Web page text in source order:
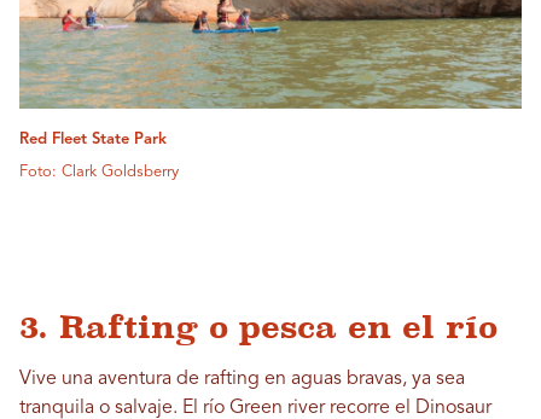
Red Fleet State Park
Foto: Clark Goldsberry
3. Rafting o pesca en el río
Vive una aventura de rafting en aguas bravas, ya sea
tranquila o salvaje. El río Green river recorre el Dinosaur